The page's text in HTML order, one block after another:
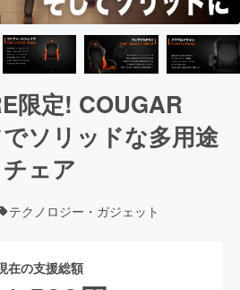
限定! COUGAR
ソリッドな多用途
チェア
テクノロジー・ガジェット
在の支援総額